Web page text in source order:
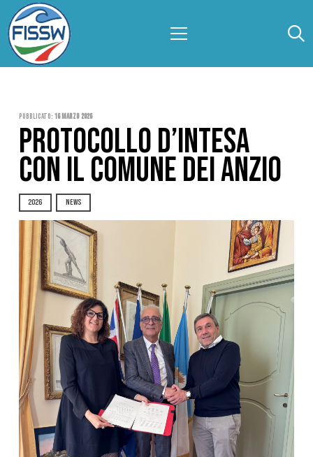
Pubblicato: 16 Marzo 2026
PROTOCOLLO D’INTESA
CON IL COMUNE DEI ANZIO
2026 NEWS